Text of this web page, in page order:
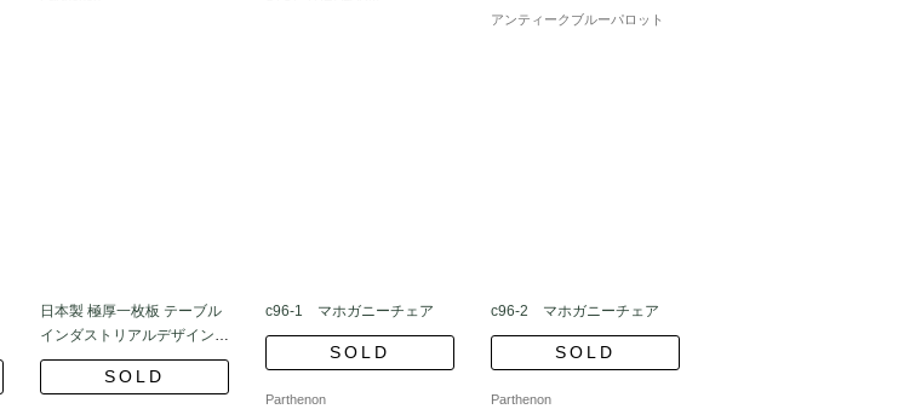
アンティークブルーパロット
日本製 極厚一枚板 テーブル
インダストリアルデザイン
クスノキ 楠 ナチュラル シン
SOLD
c96-1 マホガニーチェア
SOLD
Parthenon
c96-2 マホガニーチェア
SOLD
Parthenon